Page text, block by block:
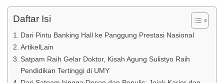
Daftar Isi
Dari Pintu Banking Hall ke Panggung Prestasi Nasional
ArtikelLain
Satpam Raih Gelar Doktor, Kisah Agung Sulistyo Raih
Pendidikan Tertinggi di UMY